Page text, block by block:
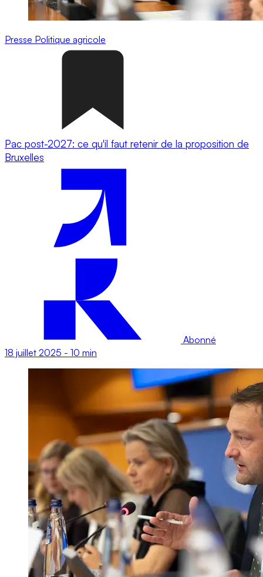
Presse Politique agricole
Pac post-2027: ce qu'il faut retenir de la proposition de
Bruxelles
Abonné
18 juillet 2025 - 10 min